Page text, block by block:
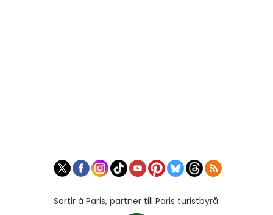
Sortir à Paris, partner till Paris turistbyrå: